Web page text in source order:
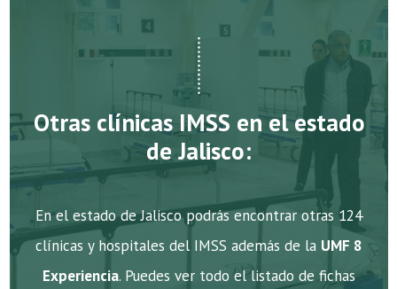
Otras clínicas IMSS en el estado
de Jalisco:
En el estado de Jalisco podrás encontrar otras 124
clínicas y hospitales del IMSS además de la UMF 8
Experiencia. Puedes ver todo el listado de fichas